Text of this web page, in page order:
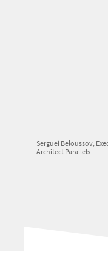
Serguei Beloussov,
Architect Parallels